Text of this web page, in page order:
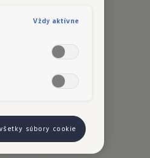
a
Vždy aktívne
súbory cookie